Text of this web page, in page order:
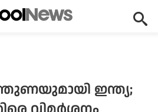
ഇന്ത്യ;